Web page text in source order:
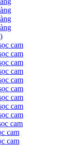
cam
cam
cam
cam
cam
cam
cam
cam
cam
cam
cam
cam